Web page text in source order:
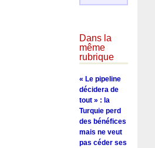
Dans la
même
rubrique
« Le pipeline
décidera de
tout » : la
Turquie perd
des bénéfices
mais ne veut
pas céder ses